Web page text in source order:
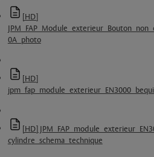
[HD]
0A_photo
[HD]
[HD]
cylindre_schema_technique